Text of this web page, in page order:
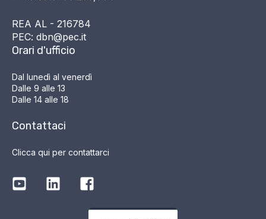
REA AL - 216784
PEC: dbn@pec.it
Orari d'ufficio
Dal lunedì al venerdì
Dalle 9 alle 13
Dalle 14 alle 18
Contattaci
Clicca qui per contattarci